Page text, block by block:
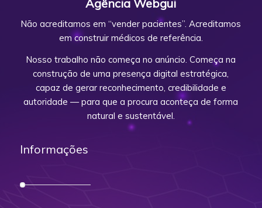
Agência Webgui
Não acreditamos em “vender pacientes”. Acreditamos
em construir médicos de referência.
Nosso trabalho não começa no anúncio. Começa na
construção de uma presença digital estratégica,
capaz de gerar reconhecimento, credibilidade e
autoridade — para que a procura aconteça de forma
natural e sustentável.
Informações